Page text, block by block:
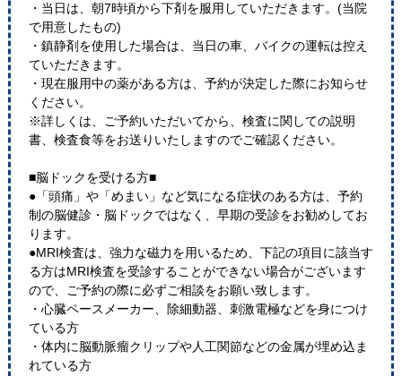
・当日は、朝7時頃から下剤を服用していただきます。(当院
で用意したもの)
・鎮静剤を使用した場合は、当日の車、バイクの運転は控え
ていただきます。
・現在服用中の薬がある方は、予約が決定した際にお知らせ
ください。
※詳しくは、ご予約いただいてから、検査に関しての説明
書、検査食等をお送りいたしますのでご確認ください。
■脳ドックを受ける方■
●「頭痛」や「めまい」など気になる症状のある方は、予約
制の脳健診・脳ドックではなく、早期の受診をお勧めしてお
ります。
●MRI検査は、強力な磁力を用いるため、下記の項目に該当す
る方はMRI検査を受診することができない場合がございます
ので、ご予約の際に必ずご相談をお願い致します。
・心臓ペースメーカー、除細動器、刺激電極などを身につけ
ている方
・体内に脳動脈瘤クリップや人工関節などの金属が埋め込ま
れている方